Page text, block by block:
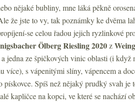
nějaké bubliny, mne láká pěkně
že jste to vy, tak poznámky ke dvěma
se celou řadou jejich ryzlinkové
Ölberg Riesling 2020z
jedna ze špičkových vinic oblasti (i
více), s vápenitými slíny, vápencem a
pískovce. Spíš než nějaký prudký svah je
kapličce na kopci, ve které se nachází